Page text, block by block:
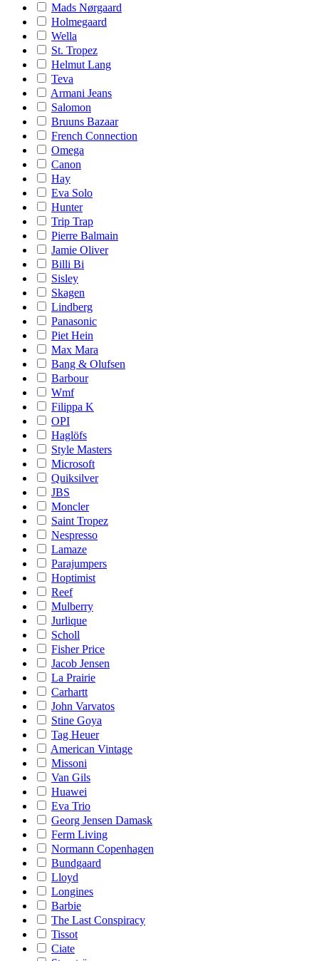
Mads Nørgaard
Holmegaard
Wella
St. Tropez
Helmut Lang
Teva
Armani Jeans
Salomon
Bruuns Bazaar
French Connection
Omega
Canon
Hay
Eva Solo
Hunter
Trip Trap
Pierre Balmain
Jamie Oliver
Billi Bi
Sisley
Skagen
Lindberg
Panasonic
Piet Hein
Max Mara
Bang & Olufsen
Barbour
Wmf
Filippa K
OPI
Haglöfs
Style Masters
Microsoft
Quiksilver
JBS
Moncler
Saint Tropez
Nespresso
Lamaze
Parajumpers
Hoptimist
Reef
Mulberry
Jurlique
Scholl
Fisher Price
Jacob Jensen
La Prairie
Carhartt
John Varvatos
Stine Goya
Tag Heuer
American Vintage
Missoni
Van Gils
Huawei
Eva Trio
Georg Jensen Damask
Ferm Living
Normann Copenhagen
Bundgaard
Lloyd
Longines
Barbie
The Last Conspiracy
Tissot
Ciate